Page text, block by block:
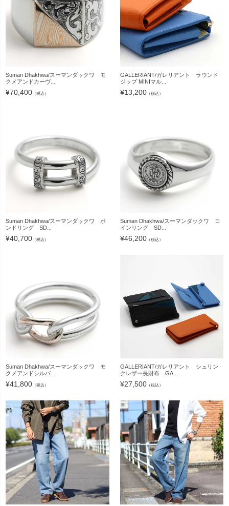
Suman Dhakhwa/スーマンダックワ モ
クメアンドカーヴ...
¥70,400 （税込）
GALLERIANT/ガレリアント ラウンド
ジップ MINIマル...
¥13,200（税込）
Suman Dhakhwa/スーマンダックワ ボ
ンドリング SD...
¥40,700 （税込）
Suman Dhakhwa/スーマンダックワ コ
インリング SD...
¥46,200（税込）
Suman Dhakhwa/スーマンダックワ モ
クメアンドシルバ...
¥41,800 （税込）
GALLERIANT/ガレリアント シュリン
クレザー長財布 GA...
¥27,500（税込）